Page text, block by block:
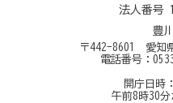
法人番号
豊
〒442-8601 愛知
電話番号：
開庁日時
午前8時30